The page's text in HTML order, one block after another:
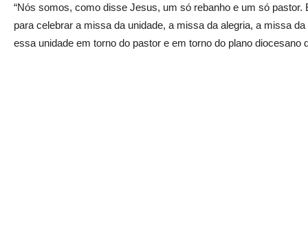
“Nós somos, como disse Jesus, um só rebanho e um só
para celebrar a missa da unidade, a missa da alegria, a missa
essa unidade em torno do pastor e em torno do plano diocesano